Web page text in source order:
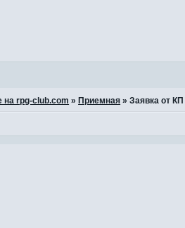
rpg-club.com » Приемная »Заявка от КП